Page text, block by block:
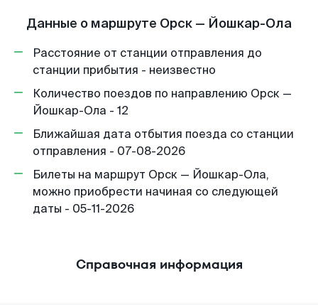
Данные о маршруте Орск — Йошкар-Ола
Расстояние от станции отправления до
станции прибытия - неизвестно
Количество поездов по направлению Орск —
Йошкар-Ола - 12
Ближайшая дата отбытия поезда со станции
отправления - 07-08-2026
Билеты на маршрут Орск — Йошкар-Ола,
можно приобрести начиная со следующей
даты - 05-11-2026
Справочная информация